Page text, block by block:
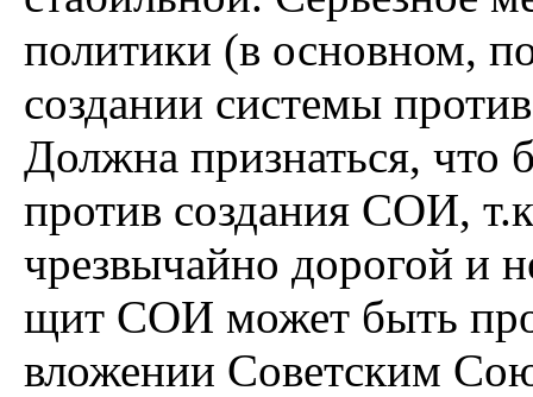
политики (в основном,
создании системы
Должна признаться, что
против создания СОИ,
чрезвычайно дорогой и
щит СОИ может быть
вложении Советским